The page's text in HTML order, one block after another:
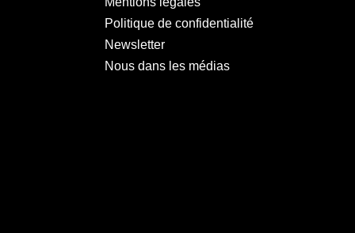
Politique de confidentialité
Newsletter
Nous dans les médias